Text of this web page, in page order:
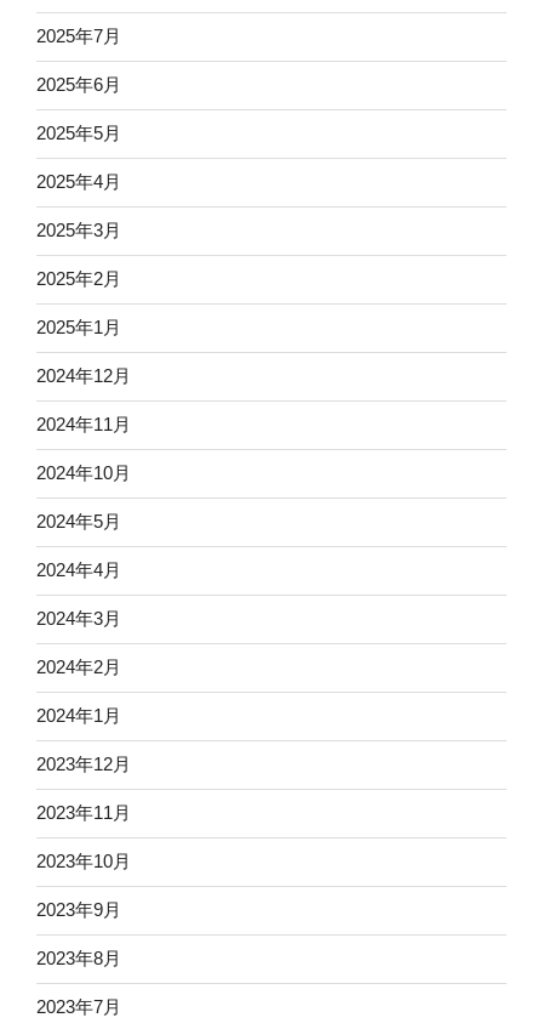
2025年7月
2025年6月
2025年5月
2025年4月
2025年3月
2025年2月
2025年1月
2024年12月
2024年11月
2024年10月
2024年5月
2024年4月
2024年3月
2024年2月
2024年1月
2023年12月
2023年11月
2023年10月
2023年9月
2023年8月
2023年7月